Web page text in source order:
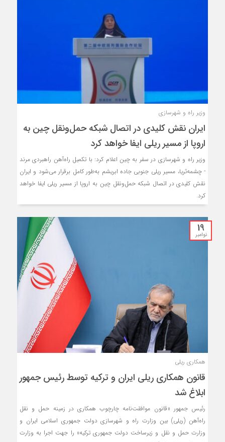
وزیر راه و شهرسازی
ایران نقش کلیدی در اتصال شبکه حمل‌ونقل چین به
اروپا از مسیر ریلی ایفا خواهد کرد
وزیر راه و شهرسازی در سفر به چین اعلام کرد: با تکمیل راه‌آهن راهبردی مرند
- چشمه‌ثریا، مسیر ریلی جنوبی جاده ابریشم به‌طور کامل برقرار می‌شود و ایران
نقش کلیدی در اتصال شبکه حمل‌ونقل چین به اروپا از مسیر ریلی ایفا خواهد
کرد.
19
نوامبر
همکاری ریلی
قانون همکاری ریلی ایران و ترکیه توسط رئیس جمهور
ابلاغ شد
رئیس جمهور «قانون موافقت‌نامه چارچوب همکاری در زمینه حمل و نقل
راه‌آهن (ریلی) بین وزارت راه و شهرسازی دولت جمهوری اسلامی ایران و
وزارت حمل و نقل و زیرساخت دولت جمهوری ترکیه» را جهت اجرا به وزارت